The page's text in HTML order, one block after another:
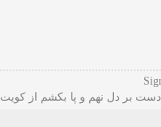
بر دل نهم و پا بکشم از کویت